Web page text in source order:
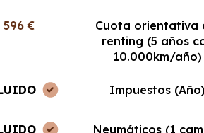
596 €
Cuota orientativa
renting (5 años
10.000km/año)
Impuestos (Año)
Neumáticos (1